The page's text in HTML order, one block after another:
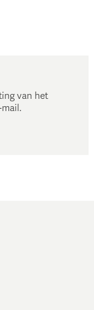
van het